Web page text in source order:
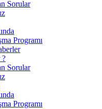
Sorular
Programı
?
Sorular
Programı